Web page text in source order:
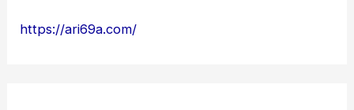
https://ari69a.com/